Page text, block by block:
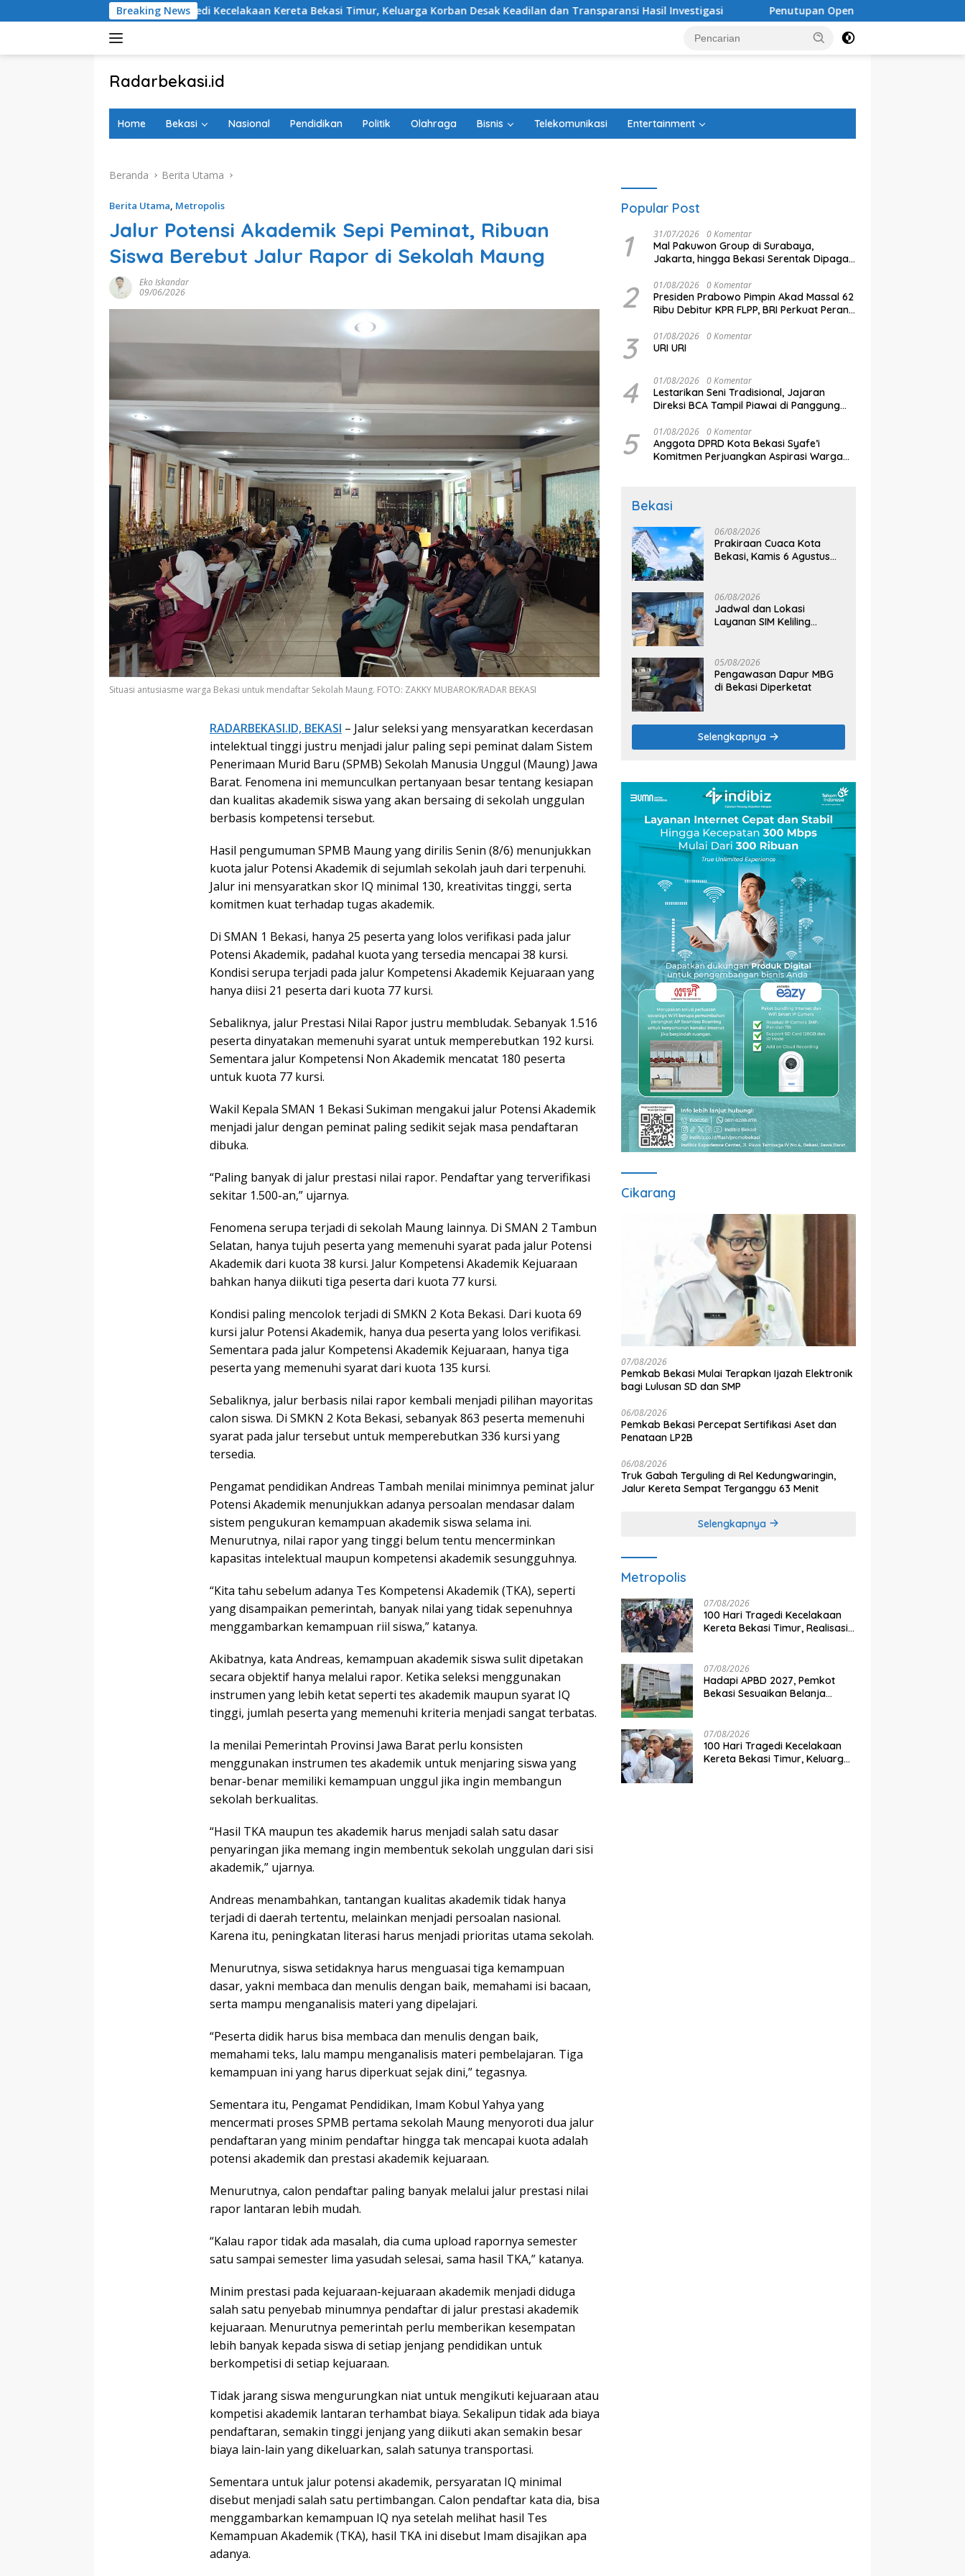
ke
Breaking News
100 Hari Tragedi Kecelakaan Kereta Bekasi Timur, Keluarga Korban Desak Keadilan dan Transparansi Hasil Investigasi Penutupan Open Dumping TPST Bantargebang Ditarget
Radarbekasi.id
Bekasi
Home Bekasi Nasional Pendidikan Politik Olahraga Bisnis Telekomunikasi Entertainment
Beranda Berita Utama
Berita Utama, Metropolis
Jalur Potensi Akademik Sepi Peminat, Ribuan
Siswa Berebut Jalur Rapor di Sekolah Maung
Eko Iskandar
09/06/2026
Situasi antusiasme warga Bekasi untuk mendaftar Sekolah Maung. FOTO: ZAKKY MUBAROK/RADAR BEKASI
RADARBEKASI.ID, BEKASI – Jalur seleksi yang mensyaratkan kecerdasan
intelektual tinggi justru menjadi jalur paling sepi peminat dalam Sistem
Penerimaan Murid Baru (SPMB) Sekolah Manusia Unggul (Maung) Jawa
Barat. Fenomena ini memunculkan pertanyaan besar tentang kesiapan
dan kualitas akademik siswa yang akan bersaing di sekolah unggulan
berbasis kompetensi tersebut.
Hasil pengumuman SPMB Maung yang dirilis Senin (8/6) menunjukkan
kuota jalur Potensi Akademik di sejumlah sekolah jauh dari terpenuhi.
Jalur ini mensyaratkan skor IQ minimal 130, kreativitas tinggi, serta
komitmen kuat terhadap tugas akademik.
Di SMAN 1 Bekasi, hanya 25 peserta yang lolos verifikasi pada jalur
Potensi Akademik, padahal kuota yang tersedia mencapai 38 kursi.
Kondisi serupa terjadi pada jalur Kompetensi Akademik Kejuaraan yang
hanya diisi 21 peserta dari kuota 77 kursi.
Sebaliknya, jalur Prestasi Nilai Rapor justru membludak. Sebanyak 1.516
peserta dinyatakan memenuhi syarat untuk memperebutkan 192 kursi.
Sementara jalur Kompetensi Non Akademik mencatat 180 peserta
untuk kuota 77 kursi.
Wakil Kepala SMAN 1 Bekasi Sukiman mengakui jalur Potensi Akademik
menjadi jalur dengan peminat paling sedikit sejak masa pendaftaran
dibuka.
“Paling banyak di jalur prestasi nilai rapor. Pendaftar yang terverifikasi
sekitar 1.500-an,” ujarnya.
Fenomena serupa terjadi di sekolah Maung lainnya. Di SMAN 2 Tambun
Selatan, hanya tujuh peserta yang memenuhi syarat pada jalur Potensi
Akademik dari kuota 38 kursi. Jalur Kompetensi Akademik Kejuaraan
bahkan hanya diikuti tiga peserta dari kuota 77 kursi.
Kondisi paling mencolok terjadi di SMKN 2 Kota Bekasi. Dari kuota 69
kursi jalur Potensi Akademik, hanya dua peserta yang lolos verifikasi.
Sementara pada jalur Kompetensi Akademik Kejuaraan, hanya tiga
peserta yang memenuhi syarat dari kuota 135 kursi.
Sebaliknya, jalur berbasis nilai rapor kembali menjadi pilihan mayoritas
calon siswa. Di SMKN 2 Kota Bekasi, sebanyak 863 peserta memenuhi
syarat pada jalur tersebut untuk memperebutkan 336 kursi yang
tersedia.
Pengamat pendidikan Andreas Tambah menilai minimnya peminat jalur
Potensi Akademik menunjukkan adanya persoalan mendasar dalam
sistem pengukuran kemampuan akademik siswa selama ini.
Menurutnya, nilai rapor yang tinggi belum tentu mencerminkan
kapasitas intelektual maupun kompetensi akademik sesungguhnya.
“Kita tahu sebelum adanya Tes Kompetensi Akademik (TKA), seperti
yang disampaikan pemerintah, banyak nilai yang tidak sepenuhnya
menggambarkan kemampuan riil siswa,” katanya.
Akibatnya, kata Andreas, kemampuan akademik siswa sulit dipetakan
secara objektif hanya melalui rapor. Ketika seleksi menggunakan
instrumen yang lebih ketat seperti tes akademik maupun syarat IQ
tinggi, jumlah peserta yang memenuhi kriteria menjadi sangat terbatas.
Ia menilai Pemerintah Provinsi Jawa Barat perlu konsisten
menggunakan instrumen tes akademik untuk menjaring siswa yang
benar-benar memiliki kemampuan unggul jika ingin membangun
sekolah berkualitas.
“Hasil TKA maupun tes akademik harus menjadi salah satu dasar
penyaringan jika memang ingin membentuk sekolah unggulan dari sisi
akademik,” ujarnya.
Andreas menambahkan, tantangan kualitas akademik tidak hanya
terjadi di daerah tertentu, melainkan menjadi persoalan nasional.
Karena itu, peningkatan literasi harus menjadi prioritas utama sekolah.
Menurutnya, siswa setidaknya harus menguasai tiga kemampuan
dasar, yakni membaca dan menulis dengan baik, memahami isi bacaan,
serta mampu menganalisis materi yang dipelajari.
“Peserta didik harus bisa membaca dan menulis dengan baik,
memahami teks, lalu mampu menganalisis materi pembelajaran. Tiga
kemampuan ini yang harus diperkuat sejak dini,” tegasnya.
Sementara itu, Pengamat Pendidikan, Imam Kobul Yahya yang
mencermati proses SPMB pertama sekolah Maung menyoroti dua jalur
pendaftaran yang minim pendaftar hingga tak mencapai kuota adalah
potensi akademik dan prestasi akademik kejuaraan.
Menurutnya, calon pendaftar paling banyak melalui jalur prestasi nilai
rapor lantaran lebih mudah.
“Kalau rapor tidak ada masalah, dia cuma upload rapornya semester
satu sampai semester lima yasudah selesai, sama hasil TKA,” katanya.
Minim prestasi pada kejuaraan-kejuaraan akademik menjadi diduga
salah satu penyebab minumnya pendaftar di jalur prestasi akademik
kejuaraan. Menurutnya pemerintah perlu memberikan kesempatan
lebih banyak kepada siswa di setiap jenjang pendidikan untuk
berkompetisi di setiap kejuaraan.
Tidak jarang siswa mengurungkan niat untuk mengikuti kejuaraan atau
kompetisi akademik lantaran terhambat biaya. Sekalipun tidak ada biaya
pendaftaran, semakin tinggi jenjang yang diikuti akan semakin besar
biaya lain-lain yang dikeluarkan, salah satunya transportasi.
Sementara untuk jalur potensi akademik, persyaratan IQ minimal
disebut menjadi salah satu pertimbangan. Calon pendaftar kata dia, bisa
menggambarkan kemampuan IQ nya setelah melihat hasil Tes
Kemampuan Akademik (TKA), hasil TKA ini disebut Imam disajikan apa
adanya.
Popular Post
1 31/07/2026 0 Komentar
Mal Pakuwon Group di Surabaya,
Jakarta, hingga Bekasi Serentak Dipagari
2 01/08/2026 0 Komentar
Presiden Prabowo Pimpin Akad Massal 62
Ribu Debitur KPR FLPP, BRI Perkuat Peran
melalui Pembiayaan Perumahan
3 01/08/2026 0 Komentar
URI URI
4 01/08/2026 0 Komentar
Lestarikan Seni Tradisional, Jajaran
Direksi BCA Tampil Piawai di Panggung
5 01/08/2026 0 Komentar
Anggota DPRD Kota Bekasi Syafe’i
Komitmen Perjuangkan Aspirasi Warga
Bekasi
06/08/2026
Prakiraan Cuaca Kota
Bekasi, Kamis 6 Agustus
06/08/2026
Jadwal dan Lokasi
Layanan SIM Keliling
05/08/2026
Pengawasan Dapur MBG
di Bekasi Diperketat
Selengkapnya
Cikarang
07/08/2026
Pemkab Bekasi Mulai Terapkan Ijazah Elektronik
bagi Lulusan SD dan SMP
06/08/2026
Pemkab Bekasi Percepat Sertifikasi Aset dan
Penataan LP2B
06/08/2026
Truk Gabah Terguling di Rel Kedungwaringin,
Jalur Kereta Sempat Terganggu 63 Menit
Selengkapnya
Metropolis
07/08/2026
100 Hari Tragedi Kecelakaan
Kereta Bekasi Timur, Realisasi
07/08/2026
Hadapi APBD 2027, Pemkot
Bekasi Sesuaikan Belanja
07/08/2026
100 Hari Tragedi Kecelakaan
Kereta Bekasi Timur, Keluarga